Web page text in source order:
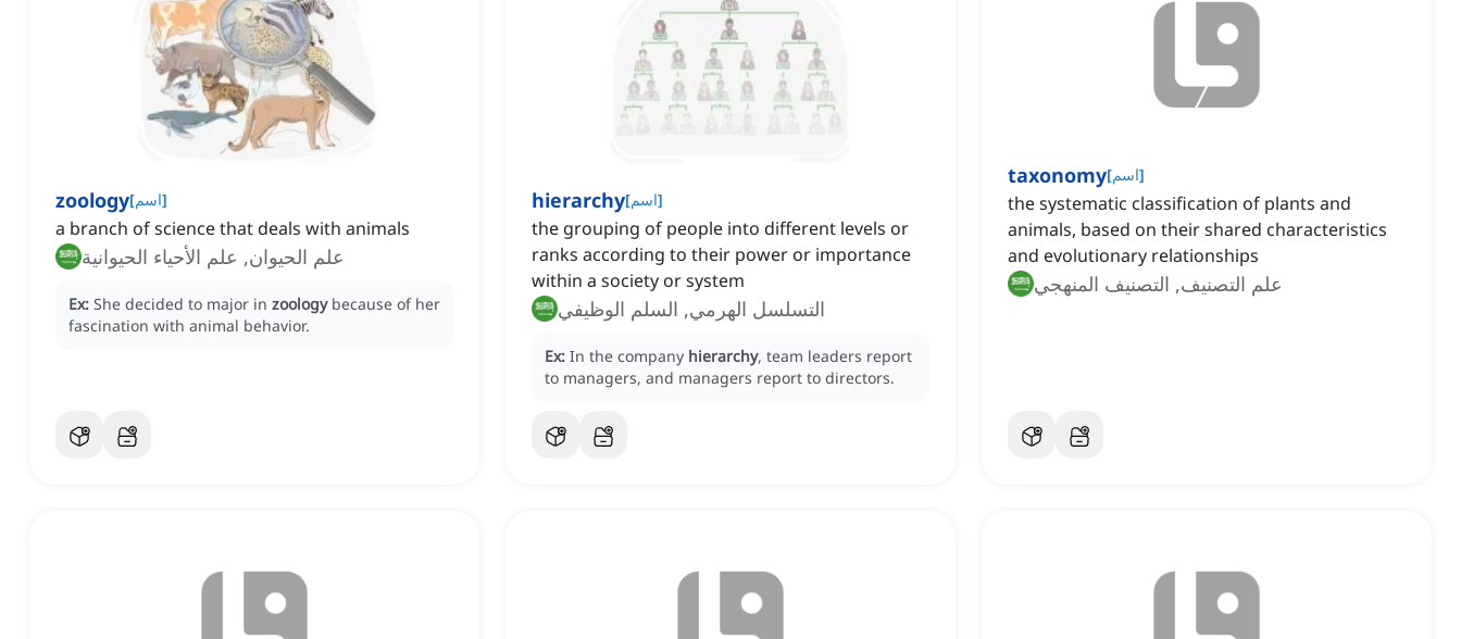
zoology[اسم]
a branch of science that deals with animals
علم الحيوان, علم الأحياء الحيوانية
Ex: She decided to major in zoology because of her
fascination with animal behavior.
hierarchy[اسم]
the grouping of people into different levels or
ranks according to their power or importance
within a society or system
التسلسل الهرمي, السلم الوظيفي
Ex: In the company hierarchy, team leaders report
to managers, and managers report to directors.
taxonomy[اسم]
the systematic classification of plants and
animals, based on their shared characteristics
and evolutionary relationships
علم التصنيف, التصنيف المنهجي